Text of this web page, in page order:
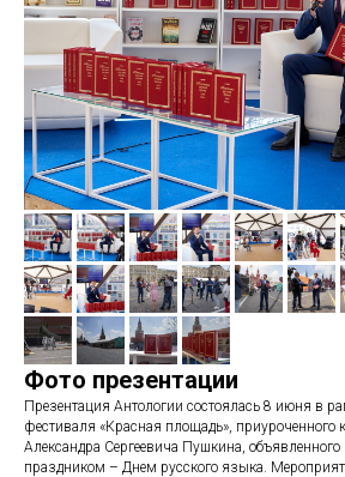
Фото презентации
Презентация Антологии состоялась 8 июня в
фестиваля «Красная площадь»,
Александра Сергеевича Пушкина, объявленного
праздником – Днем русского языка.